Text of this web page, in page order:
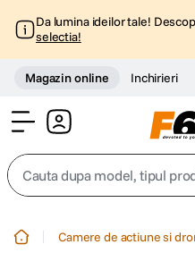
Da lumina ideilor tale!
selectia!
Magazin online Inchirieri
Cauta dupa model, tipul
Camere de actiune si